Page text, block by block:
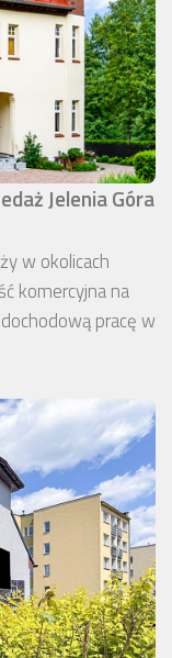
Jelenia Góra
w okolicach
komercyjna na
pracę w